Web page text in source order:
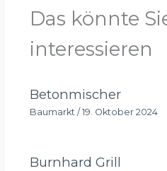
Das könnte
interessieren
Betonmischer
Baumarkt/ 19. Oktober 2024
Burnhard Grill